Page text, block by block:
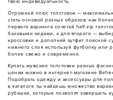
твою индивидуальность.
Огромной плюс толстовок —
стать основой разных образов: как
первого варианта сочетай half-zip
базовыми кедами, а для второго —
кроссовки и дополняй аутфит поясной
нижнего слоя используй футболку или
более свежо и современно.
Купить мужские толстовки разных
ценам можно в интернет-магазине
Подобрать одежду и аксессуары для
в каталоге ты найдешь множество
рубашки, которые позволят завершить